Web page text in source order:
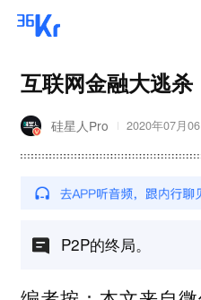
互联网金融大逃杀
硅星人Pro 2020年07月
P2P的终局。